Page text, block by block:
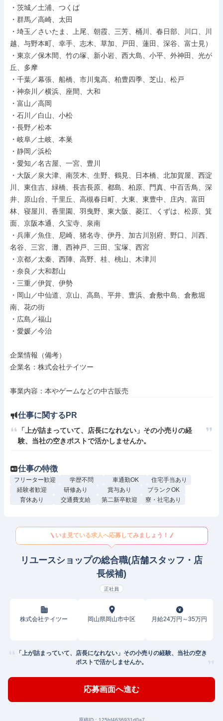
・茨城／土浦、つくば
・群馬／高崎、太田
・埼玉／さいたま、上尾、朝霞、三芳、桶川、春日部、川口、川
越、与野本町、幸手、志木、草加、戸田、蓮田、深谷、富士見）
・東京／保木間、竹の塚、新小岩、西大島、小平、外神田、光が
丘、多摩
・千葉／幕張、船橋、市川鬼高、柏豊四季、芝山、松戸
・神奈川／横浜、座間、大和
・富山／高岡
・石川／白山、小松
・長野／松本
・岐阜／土岐、本巣
・静岡／浜松
・愛知／名古屋、一宮、豊川
・大阪／泉大津、南茨木、生野、鶴見、日本橋、北加賀屋、西淀
川、東住吉、緑橋、長吉長原、都島、柏原、門真、中百舌鳥、深
井、原山台、千里丘、高槻春日町、大東、東豊中、庄内、富田
林、寝屋川、香里園、羽曳野、東大阪、菱江、くずは、松原、箕
面、京阪本通、久宝寺、泉南
・兵庫／魚住、尼崎、猪名寺、伊丹、加古川別府、野口、川西、
名谷、三宮、灘、西神戸、三田、宝塚、西宮
・京都／太秦、西陣、高野、桂、桃山、木津川
・奈良／大和郡山
・三重／伊賀、伊勢
・岡山／中仙道、京山、高島、平井、豊浜、倉敷中島、倉敷堀
南、花の街
・広島／福山
・愛媛／今治
企業情報（備考）
企業名：株式会社テイツー
事業内容：本やゲームなどの中古販売
仕事に関するPR
「上が詰まっていて、店長になれない」その小売りの経
験、当社の空きポストで活かしませんか。
仕事の特徴
フリーター歓迎 学歴不問 車通勤OK
住宅手当あり
経験者歓迎
研修あり 賞与あり
ブランクOK
育休あり
交通費支給 第二新卒歓迎 寮・社宅あり
いま見ている求人へ応募してみましょう！
リユースショップの総合職(店舗スタッフ・店
長候補)
正社員
株式会社テイツー 岡山県岡山市中区 月給24万円～35万円
「上が詰まっていて、店長になれない」その小売りの経験、当社の空き
ポストで活かしませんか。
応募画面へ進む
原稿ID： 125bf4636931d0a7